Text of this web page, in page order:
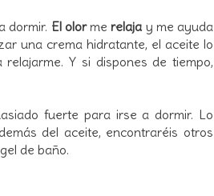
dormir. El olormerelaja y me ayuda
una crema hidratante, el aceite lo
Y si dispones de tiempo,
fuerte para irse a dormir. Lo
del aceite, encontraréis otros
de baño.